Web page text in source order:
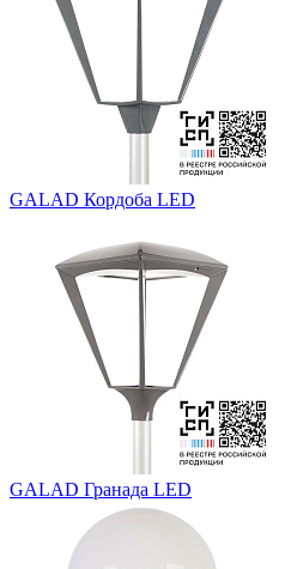
GALAD Кордоба LED
GALAD Гранада LED